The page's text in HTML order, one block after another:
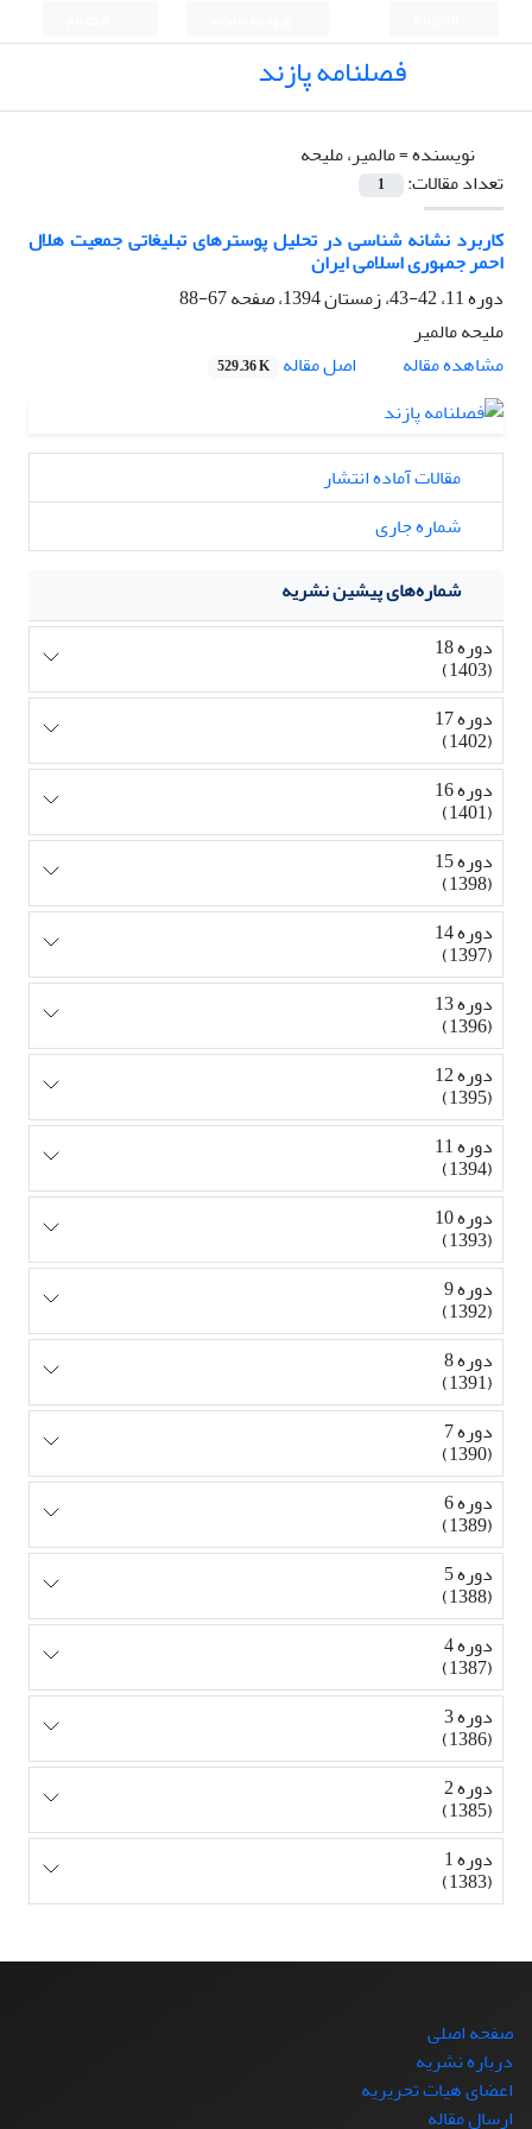
فصلنامه پازند
نویسنده =مالمیر، ملیحه
تعداد مقالات:
1
کاربرد نشانه شناسی در تحلیل پوسترهای تبلیغاتی جمعیت هلال
احمر جمهوری اسلامی ایران
دوره 11، 42-43، زمستان 1394، صفحه
67-88
ملیحه مالمیر
مشاهده مقاله
اصل مقاله 529.36 K
مقالات آماده انتشار
شماره جاری
شماره‌های پیشین نشریه
دوره 18
(1403)
دوره 17
(1402)
دوره 16
(1401)
دوره 15
(1398)
دوره 14
(1397)
دوره 13
(1396)
دوره 12
(1395)
دوره 11
(1394)
دوره 10
(1393)
دوره 9
(1392)
دوره 8
(1391)
دوره 7
(1390)
دوره 6
(1389)
دوره 5
(1388)
دوره 4
(1387)
دوره 3
(1386)
دوره 2
(1385)
دوره 1
(1383)
صفحه اصلی
درباره نشریه
اعضای هیات تحریریه
ارسال مقاله